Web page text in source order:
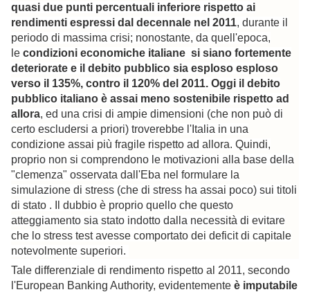
quasi due punti percentuali inferiore rispetto ai
rendimenti espressi dal decennale nel 2011, durante il
periodo di massima crisi; nonostante, da quell'epoca,
le condizioni economiche italiane si siano fortemente
deteriorate e il debito pubblico sia esploso esploso
verso il 135%, contro il 120% del 2011. Oggi il debito
pubblico italiano è assai meno sostenibile rispetto ad
allora, ed una crisi di ampie dimensioni (che non può di
certo escludersi a priori) troverebbe l'Italia in una
condizione assai più fragile rispetto ad allora. Quindi,
proprio non si comprendono le motivazioni alla base della
"clemenza" osservata dall'Eba nel formulare la
simulazione di stress (che di stress ha assai poco) sui titoli
di stato . Il dubbio è proprio quello che questo
atteggiamento sia stato indotto dalla necessità di evitare
che lo stress test avesse comportato dei deficit di capitale
notevolmente superiori.
Tale differenziale di rendimento rispetto al 2011, secondo
l'European Banking Authority, evidentemente è imputabile